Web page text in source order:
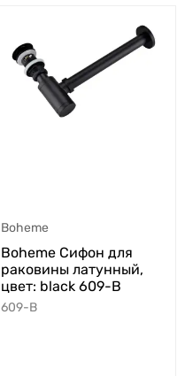
Boheme
Boheme Сифон для
раковины латунный,
цвет: black 609-B
609-B